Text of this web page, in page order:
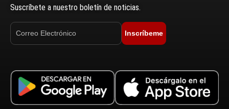
Suscríbete a nuestro boletín de noticias.
Inscríbeme